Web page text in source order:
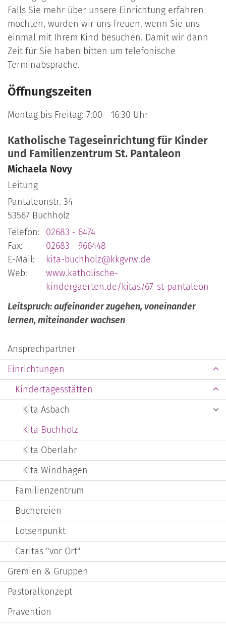
Falls Sie mehr über unsere Einrichtung erfahren
möchten, würden wir uns freuen, wenn Sie uns
einmal mit Ihrem Kind besuchen. Damit wir dann
Zeit für Sie haben bitten um telefonische
Terminabsprache.
Öffnungszeiten
Montag bis Freitag: 7:00 - 16:30 Uhr
Katholische Tageseinrichtung für Kinder
und Familienzentrum St. Pantaleon
Michaela Novy
Leitung
Pantaleonstr. 34
53567 Buchholz
Telefon:
02683 - 6474
Fax:
02683 - 966448
E-Mail:
kita-buchholz@kkgvrw.de
Web:
www.katholische-
kindergaerten.de/kitas/67-st-pantaleon
Leitspruch: aufeinander zugehen, voneinander
lernen, miteinander wachsen
Ansprechpartner
Einrichtungen
Kindertagesstätten
Kita Asbach
Kita Buchholz
Kita Oberlahr
Kita Windhagen
Familienzentrum
Büchereien
Lotsenpunkt
Caritas "vor Ort"
Gremien & Gruppen
Pastoralkonzept
Prävention